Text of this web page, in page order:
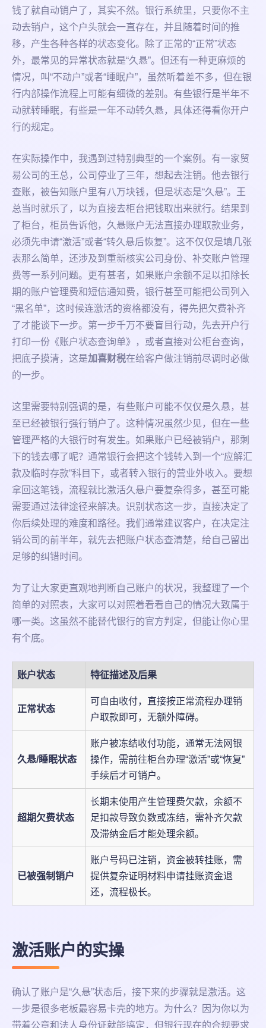
钱了就自动销户了，其实不然。银行系统里，只要你不主
动去销户，这个户头就会一直存在，并且随着时间的推
移，产生各种各样的状态变化。除了正常的“正常”状态
外，最常见的异常状态就是“久悬”。但还有一种更麻烦的
情况，叫“不动户”或者“睡眠户”，虽然听着差不多，但在银
行内部操作流程上可能有细微的差别。有些银行是半年不
动就转睡眠，有些是一年不动转久悬，具体还得看你开户
行的规定。
在实际操作中，我遇到过特别典型的一个案例。有一家贸
易公司的王总，公司停业了三年，想起去注销。他去银行
查账，被告知账户里有八万块钱，但是状态是“久悬”。王
总当时就乐了，以为直接去柜台把钱取出来就行。结果到
了柜台，柜员告诉他，久悬账户无法直接办理取款业务，
必须先申请“激活”或者“转久悬后恢复”。这不仅仅是填几张
表那么简单，还涉及到重新核实公司身份、补交账户管理
费等一系列问题。更有甚者，如果账户余额不足以扣除长
期的账户管理费和短信通知费，银行甚至可能把公司列入
“黑名单”，这时候连激活的资格都没有，得先把欠费补齐
了才能谈下一步。第一步千万不要盲目行动，先去开户行
打印一份《账户状态查询单》，或者直接对公柜台查询，
把底子摸清，这是加喜财税在给客户做注销前尽调时必做
的一步。
这里需要特别强调的是，有些账户可能不仅仅是久悬，甚
至已经被银行强行销户了。这种情况虽然少见，但在一些
管理严格的大银行时有发生。如果账户已经被销户，那剩
下的钱去哪了呢？通常银行会把这个钱转入到一个“应解汇
款及临时存款”科目下，或者转入银行的营业外收入。要想
拿回这笔钱，流程就比激活久悬户要复杂得多，甚至可能
需要通过法律途径来解决。识别状态这一步，直接决定了
你后续处理的难度和路径。我们通常建议客户，在决定注
销公司的前半年，就先去把账户状态查清楚，给自己留出
足够的纠错时间。
为了让大家更直观地判断自己账户的状况，我整理了一个
简单的对照表，大家可以对照着看看自己的情况大致属于
哪一类。这虽然不能替代银行的官方判定，但能让你心里
有个底。
账户状态 特征描述及后果
正常状态
可自由收付，直接按正常流程办理销
户取款即可，无额外障碍。
久悬/睡眠状态
账户被冻结收付功能，通常无法网银
操作，需前往柜台办理“激活”或“恢复”
手续后才可销户。
超期欠费状态
长期未使用产生管理费欠款，余额不
足扣款导致负数或冻结，需补齐欠款
及滞纳金后才能处理余额。
已被强制销户
账户号码已注销，资金被转挂账，需
提供复杂证明材料申请挂账资金退
还，流程极长。
激活账户的实操
确认了账户是“久悬”状态后，接下来的步骤就是激活。这
一步是很多老板最容易卡壳的地方。为什么？因为你以为
带着公章和法人身份证就能搞定，但银行现在的合规要求